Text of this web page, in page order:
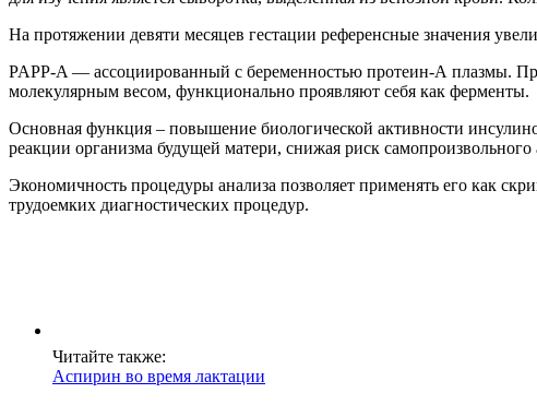
На протяжении девяти месяцев гестации референсные значения
PAPP-A — ассоциированный с беременностью протеин-А плазмы.
молекулярным весом, функционально проявляют себя как ферменты.
Основная функция – повышение биологической активности
реакции организма будущей матери, снижая риск самопроизвольного
Экономичность процедуры анализа позволяет применять его как
трудоемких диагностических процедур.
Читайте также:
Аспирин во время лактации